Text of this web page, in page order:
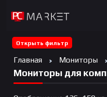
Открыть фильтр
Главная Мониторы
Мониторы для